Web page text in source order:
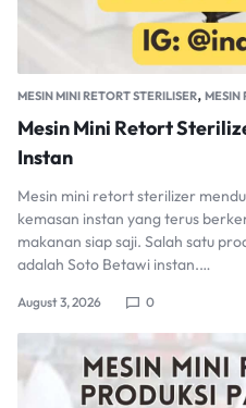
MESIN MINI RETORT STERILISER, MESIN
Mesin Mini Retort
Instan
Mesin mini retort sterilizer
kemasan instan yang terus
makanan siap saji. Salah satu
adalah Soto Betawi instan.…
August 3, 2026 0